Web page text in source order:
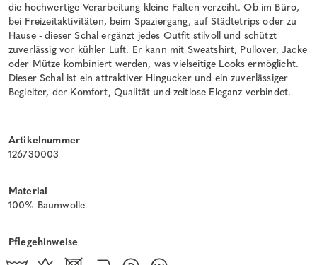
die hochwertige Verarbeitung kleine Falten verzeiht. Ob im Büro,
bei Freizeitaktivitäten, beim Spaziergang, auf Städtetrips oder zu
Hause - dieser Schal ergänzt jedes Outfit stilvoll und schützt
zuverlässig vor kühler Luft. Er kann mit Sweatshirt, Pullover, Jacke
oder Mütze kombiniert werden, was vielseitige Looks ermöglicht.
Dieser Schal ist ein attraktiver Hingucker und ein zuverlässiger
Begleiter, der Komfort, Qualität und zeitlose Eleganz verbindet.
Artikelnummer
126730003
Material
100% Baumwolle
Pflegehinweise